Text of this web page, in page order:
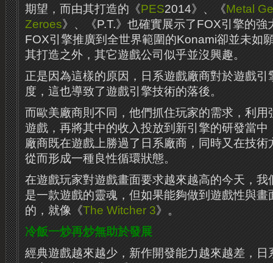
期望，而由其打造的《PES2014》、《Metal
Zeroes》、《P.T.》也確實展示了FOX引擎的強
FOX引擎推廣到全世界範圍的Konami卻並未如
其打造之外，其它遊戲公司似乎並沒興趣。
正是因為這樣的原因，日系遊戲廠商對於遊戲
度，這也導致了遊戲引擎技術的落後。
而歐美廠商則不同，他們抓住玩家的需求，利用
遊戲，再將其中的收入投放到新引擎的研發當中
廠商既在遊戲上勝過了日系廠商，同時又在技
從而形成一種良性循環狀態。
在遊戲玩家對遊戲畫面要求越來越高的今天，我
是一款遊戲的靈魂，但如果能夠做到遊戲性與
的，就像《The Witcher 3》。
冷飯一炒再炒無助於發展
經典遊戲越來越少，新作開發能力越來越差，日